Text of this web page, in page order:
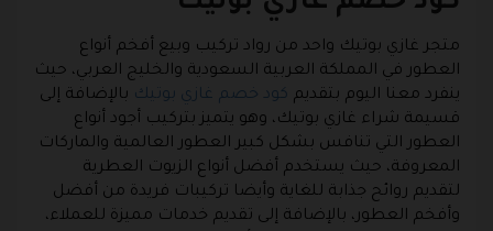
متجر غازي بوتيك واحد من رواد تركيب وبيع أفخم أنواع
العطور في المملكة العربية السعودية والخليج العربي، حيث
ينفرد معنا اليوم بتقديم كود خصم غازي بوتيك بالإضافة إلى
قسيمة شراء غازي بوتيك، وهو يتميز بتركيب أجود أنواع
العطور التي تنافس بشكل كبير العطور العالمية والماركات
المعروفة، حيث يستخدم أفضل أنواع الزيوت العطرية
لتقديم روائح جذابة للغاية وأيضا تركيبات فريدة من أفضل
وأفخم العطور، بالإضافة إلى تقديم خدمات مميزة للعملاء،